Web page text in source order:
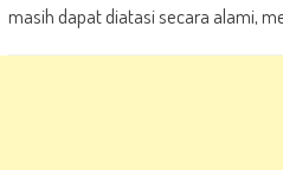
masih dapat diatasi secara alami,